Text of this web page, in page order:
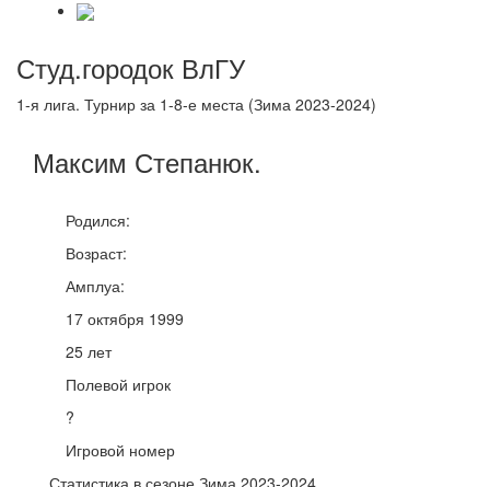
Студ.городок ВлГУ
1-я лига. Турнир за 1-8-е места (Зима 2023-2024)
Максим Степанюк.
Родился:
Возраст:
Амплуа:
17 октября 1999
25 лет
Полевой игрок
?
Игровой номер